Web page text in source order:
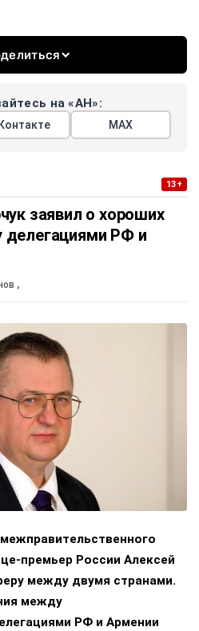
на «АН»:
МАХ
13+
заявил о хороших
РФ и
,
премьер России Алексей
между двумя странами.
между
РФ и Армении